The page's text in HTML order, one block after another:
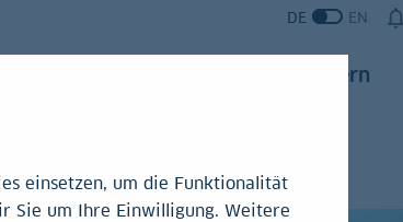
DE EN
Konzern
einsetzen, um die Funktionalität
Sie um Ihre Einwilligung. Weitere